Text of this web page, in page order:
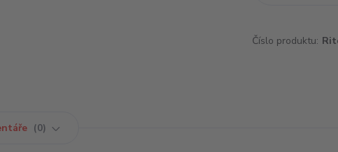
Číslo produktu:
0